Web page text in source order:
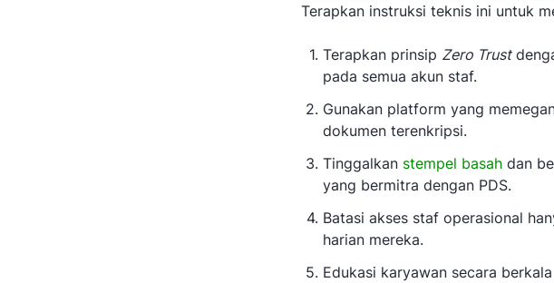
Terapkan instruksi teknis ini untuk
Terapkan prinsip Zero Trust
pada semua akun staf.
Gunakan platform yang
dokumen terenkripsi.
Tinggalkan stempel basah dan
yang bermitra dengan PDS.
Batasi akses staf operasional
harian mereka.
Edukasi karyawan secara